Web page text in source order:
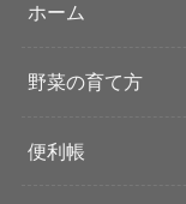
ホーム
野菜の育て方
便利帳